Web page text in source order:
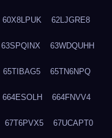
60X8LPUK 62LJGRE8
63SPQINX 63WDQUHH
65TIBAG5 65TN6NPQ
664ESOLH 664FNVV4
67T6PVX5 67UCAPT0